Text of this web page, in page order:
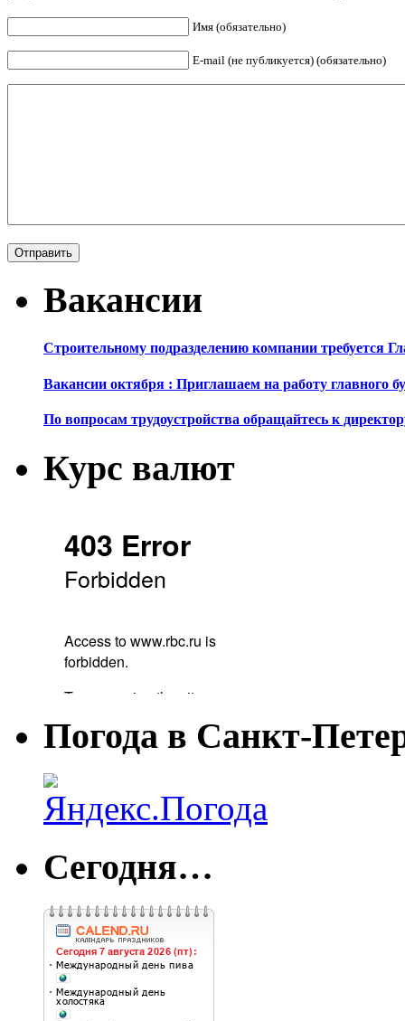
Имя (обязательно)
E-mail (не публикуется) (обязательно)
Вакансии
Строительному подразделению компании требуется
Вакансии октября : Приглашаем на работу главного
По вопросам трудоустройства обращайтесь к
Курс валют
Погода в Санкт-
Сегодня…